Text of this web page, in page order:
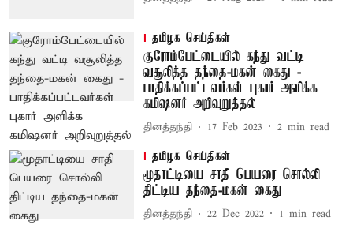
தமிழக செய்திகள்
குரோம்பேட்டையில் கந்து வட்டி
வசூலித்த தந்தை-மகன் கைது -
பாதிக்கப்பட்டவர்கள் புகார் அளிக்க
கமிஷனர் அறிவுறுத்தல்
தினத்தந்தி 17 Feb 2023 2 min read
தமிழக செய்திகள்
மூதாட்டியை சாதி பெயரை சொல்லி
திட்டிய தந்தை-மகன் கைது
தினத்தந்தி 22 Dec 2022 1 min read